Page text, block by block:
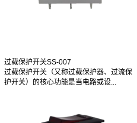
过载保护开关SS-007
过载保护开关（又称过载保护器、过流保
护开关）的核心功能是当电路或设...